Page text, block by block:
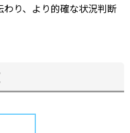
り、より的確な状況判断